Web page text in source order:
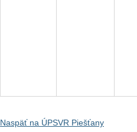
Naspäť na ÚPSVR Piešťany